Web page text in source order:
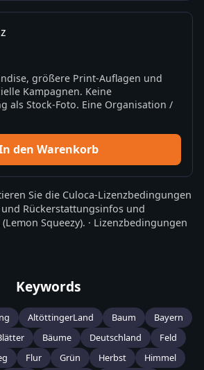
größere Print-Auflagen und
Kampagnen. Keine
als Stock-Foto. Eine Organisation /
den Warenkorb
Sie die Culoca-Lizenzbedingungen
Rückerstattungsinfos und
(Lemon Squeezy). · Lizenzbedingungen
Keywords
AltöttingerLand Baum
Bayern
Bäume Deutschland
Feld
Flur Grün Herbst
Himmel